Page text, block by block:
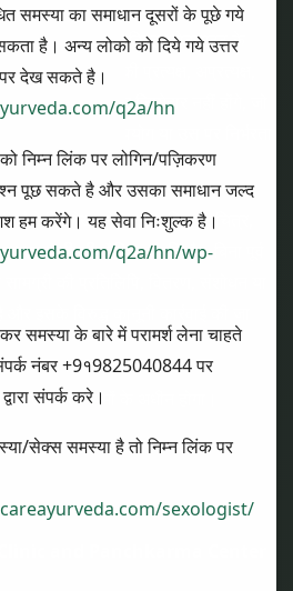
स्वीकार करते हैं कि इस वेबसाइट के
किसी भी प्रकार की प्रत्यक्ष, अप्रत्यक्ष,
या चोट के लिए जिम्मेदार नहीं होंगे, जो
के उपयोग, दुरुपयोग या उस पर निर्भरता
जैसे कि लेख, लेखन, ग्राफिक्स, चित्र,
स्वामी की बौद्धिक संपत्तिहै। बिना पूर्व
की प्रतिलिपि, वितरण, संशोधन या
इसके विरुद्ध कानूनी कार्रवाई की जा
शर्तों और नियमों के अधीन होगा।
and Panchkarma Center
समस्या का समाधान दूसरों के पूछे गये
है। अन्य लोको को दिये गये उत्तर
देख सकते है।
q2a/hn
निम्न लिंक पर लोगिन/पज़िकरण
पूछ सकते है और उसका समाधान जल्द
हम करेंगे। यह सेवा निःशुल्क है।
q2a/hn/wp-
समस्या के बारे में परामर्श लेना चाहते
नंबर +9१9825040844 पर
संपर्क करे।
सेक्स समस्या है तो निम्न लिंक पर
sexologist/